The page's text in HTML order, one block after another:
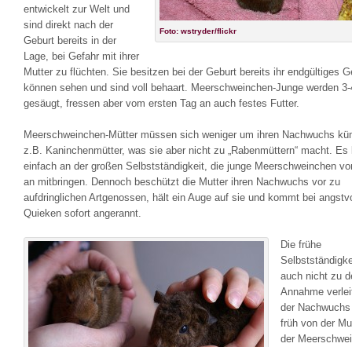
Foto: wstryder/flickr
entwickelt zur Welt und
sind direkt nach der
Geburt bereits in der
Lage, bei Gefahr mit ihrer
Mutter zu flüchten. Sie besitzen bei der Geburt bereits ihr endgültiges
können sehen und sind voll behaart. Meerschweinchen-Junge werden
gesäugt, fressen aber vom ersten Tag an auch festes Futter.
Meerschweinchen-Mütter müssen sich weniger um ihren Nachwuchs
z.B. Kaninchenmütter, was sie aber nicht zu „Rabenmüttern“ macht. Es
einfach an der großen Selbstständigkeit, die junge Meerschweinchen
an mitbringen. Dennoch beschützt die Mutter ihren Nachwuchs vor zu
aufdringlichen Artgenossen, hält ein Auge auf sie und kommt bei
Quieken sofort angerannt.
Die frühe
auch nicht zu
Annahme
der
früh von der
der